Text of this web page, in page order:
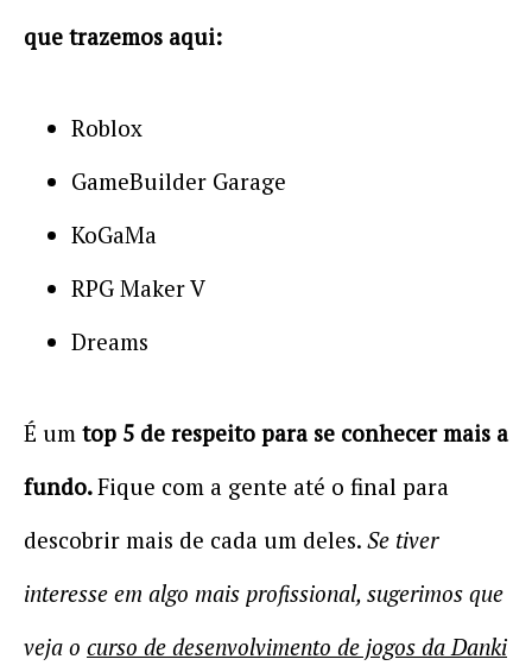
que trazemos aqui:
Roblox
GameBuilder Garage
KoGaMa
RPG Maker V
Dreams
É um top 5 de respeito para se conhecer mais a
fundo.Fique com a gente até o final para
descobrir mais de cada um deles. Se tiver
interesse em algo mais profissional, sugerimos que
veja o curso de desenvolvimento de jogos da Danki